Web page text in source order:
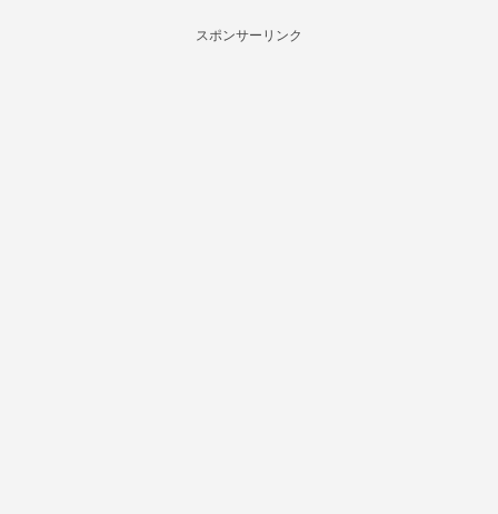
スポンサーリンク